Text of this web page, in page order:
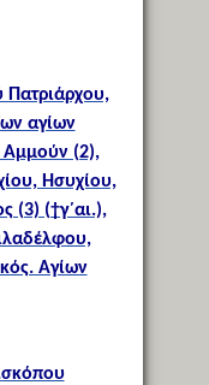
Πατριάρχου,
αγίων
(2),
Ησυχίου,
(3) (†γ΄αι.),
Αγίων